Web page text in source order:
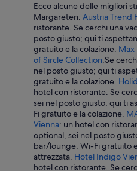
Ecco alcune delle migliori
Margareten: Austria Trend
ristorante. Se cerchi una
posto giusto; qui ti
gratuito e la colazione.
of Sircle Collection:Se
nel posto giusto; qui ti
gratuito e la colazione.
hotel con ristorante. Se
sei nel posto giusto; qui ti
Fi gratuito e la colazione.
Vienna: un hotel con
optional, sei nel posto
bar/lounge, Wi-Fi gratuito
attrezzata. Hotel Indigo
hotel con ristorante. Se